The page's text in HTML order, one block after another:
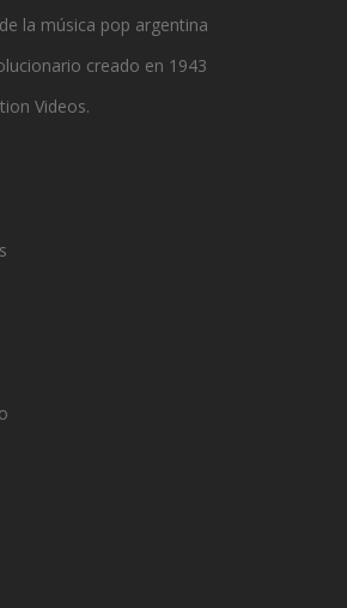
la música pop argentina
creado en 1943
Videos.